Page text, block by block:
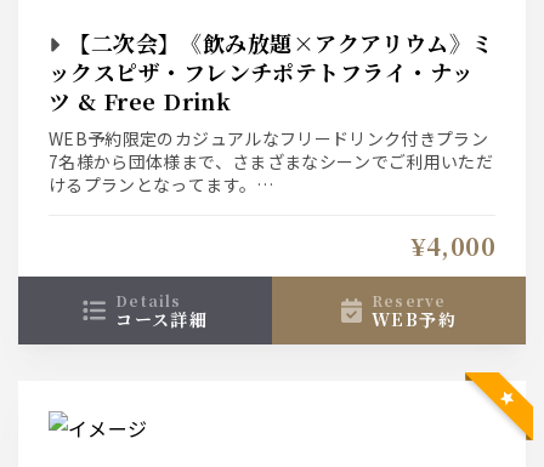
【二次会】《飲み放題×アクアリウム》ミ
ックスピザ・フレンチポテトフライ・ナッ
ツ & Free Drink
WEB予約限定のカジュアルなフリードリンク付きプラン
7名様から団体様まで、さまざまなシーンでご利用いただ
けるプランとなってます。
¥4,000
details
コース詳細
reserve
WEB予約